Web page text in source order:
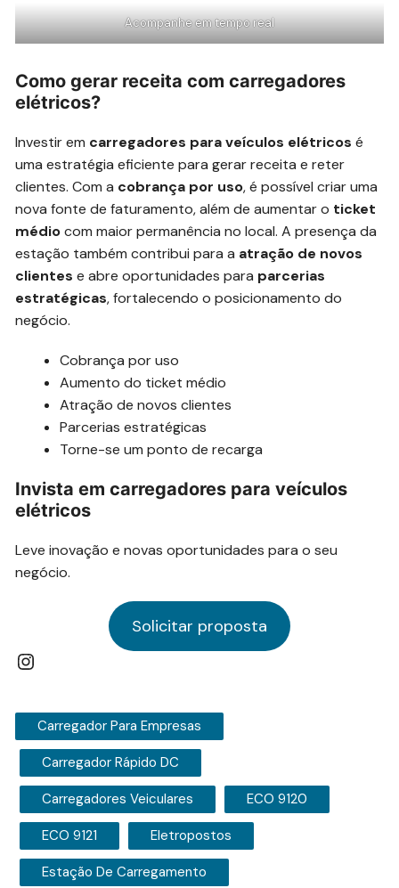
Acompanhe em tempo real
Como gerar receita com carregadores
elétricos?
Investir em carregadores para veículos elétricos é
uma estratégia eficiente para gerar receita e reter
clientes. Com a cobrança por uso, é possível criar uma
nova fonte de faturamento, além de aumentar o ticket
médiocom maior permanência no local. A presença da
estação também contribui para a atração de novos
clientes e abre oportunidades para parcerias
estratégicas, fortalecendo o posicionamento do
negócio.
Cobrança por uso
Aumento do ticket médio
Atração de novos clientes
Parcerias estratégicas
Torne-se um ponto de recarga
Invista em carregadores para veículos
elétricos
Leve inovação e novas oportunidades para o seu
negócio.
Solicitar proposta
Instagram
Carregador Para Empresas
Carregador Rápido DC
Carregadores Veiculares ECO 9120
ECO 9121 Eletropostos
Estação De Carregamento